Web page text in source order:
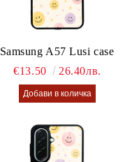
Samsung A57 Lusi case
€13.50
26.40лв.